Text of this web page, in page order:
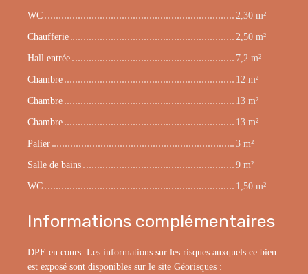
WC
2,30 m²
Chaufferie
2,50 m²
Hall entrée
7,2 m²
Chambre
12 m²
Chambre
13 m²
Chambre
13 m²
Palier
3 m²
Salle de bains
9 m²
WC
1,50 m²
Informations complémentaires
DPE en cours. Les informations sur les risques auxquels ce bien
est exposé sont disponibles sur le site Géorisques :